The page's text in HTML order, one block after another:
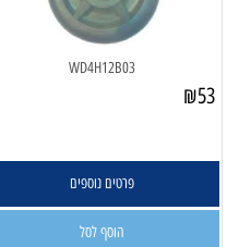
WD4H12B03
₪53
פרטים נוספים
הוסף לסל